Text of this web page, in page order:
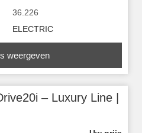
36.226
ELECTRIC
weergeven
– Luxury Line |